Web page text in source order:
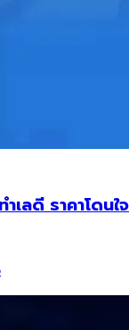
ลดี ราคาโดนใ